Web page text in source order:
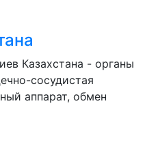
Казахстана - органы
сосудистая
аппарат, обмен